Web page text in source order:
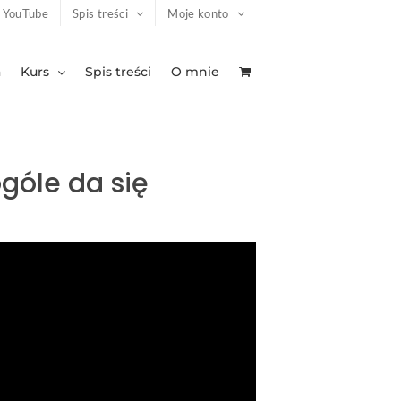
YouTube Spis treści Moje konto
Kurs Spis treści O mnie
da się